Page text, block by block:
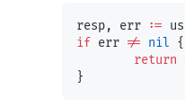
resp, err :=
if err != nil {
	return
}